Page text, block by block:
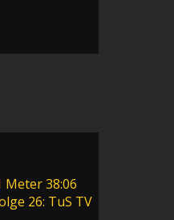
Meter38:06
26: TuS TV